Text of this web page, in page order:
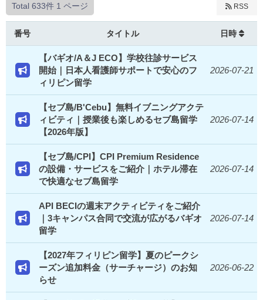
Total 633件 1 ページ RSS
番号 タイトル 日時
【バギオ/A＆J ECO】学校往診サービス
開始｜日本人看護師サポートで安心のフ
ィリピン留学
2026-07-21
【セブ島/B'Cebu】無料イブニングアクテ
ィビティ｜授業後も楽しめるセブ島留学
【2026年版】
2026-07-14
【セブ島/CPI】CPI Premium Residence
の設備・サービスをご紹介｜ホテル滞在
で快適なセブ島留学
2026-07-14
API BECIの週末アクティビティをご紹介
｜3キャンパス合同で交流が広がるバギオ
留学
2026-07-14
【2027年フィリピン留学】夏のピークシ
ーズン追加料金（サーチャージ）のお知
らせ
2026-06-22